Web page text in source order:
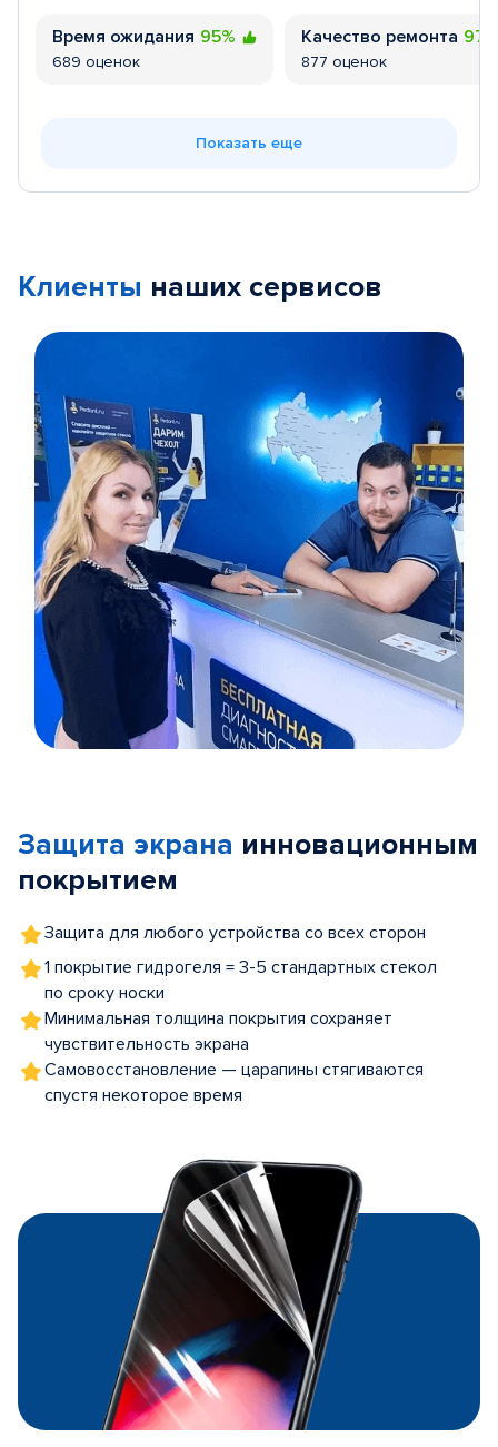
Время ожидания 95%
689 оценок
Качество ремонта
877 оценок
Показать еще
Клиенты наших сервисов
5
Защита экрана инновационным
покрытием
Защита для любого устройства со всех сторон
1 покрытие гидрогеля = 3-5 стандартных стекол
по сроку носки
Минимальная толщина покрытия сохраняет
чувствительность экрана
Самовосстановление — царапины стягиваются
спустя некоторое время